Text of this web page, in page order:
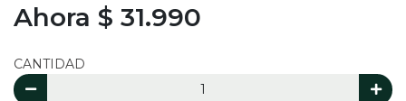
Ahora $ 31.990
CANTIDAD